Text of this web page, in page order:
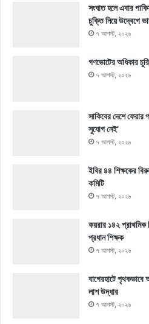
সংঘাত হলে এবার
চুক্তি নিয়ে উদ্বেগে
৭ আগস্ট, ২০২৬
গণভোটের অধিকার
৭ আগস্ট, ২০২৬
সাকিবের দেশে
সুযোগ নেই’
৭ আগস্ট, ২০২৬
ইবির ৪৪ শিক্ষকের
কমিটি
৭ আগস্ট, ২০২৬
কয়রার ১৪২ প্রাথমিক
প্রধান শিক্ষক
৭ আগস্ট, ২০২৬
বাগেরহাটে পৃথকভাবে
লাশ উদ্ধার
৭ আগস্ট, ২০২৬